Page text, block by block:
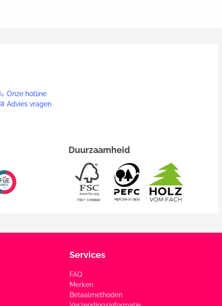
Onze hotline
Advies vragen
Duurzaamheid
Services
FAQ
Merken
Betaalmethoden